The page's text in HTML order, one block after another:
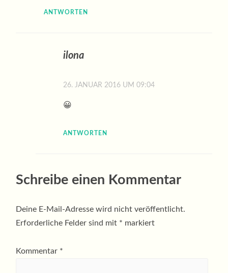
ANTWORTEN
ilona
26. JANUAR 2016 UM 09:04
😀
ANTWORTEN
Schreibe einen Kommentar
Deine E-Mail-Adresse wird nicht veröffentlicht.
Erforderliche Felder sind mit * markiert
Kommentar *